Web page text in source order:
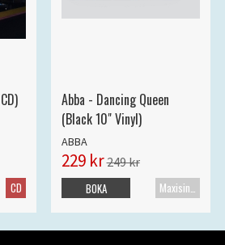
CD
Abba - Dancing Queen
(Black 10" Vinyl)
ABBA
229 kr249 kr
Maxisingel
BOKA